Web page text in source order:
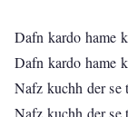
Dafn kardo hame
Dafn kardo hame
Nafz kuchh der se
Nafz kuchh der se